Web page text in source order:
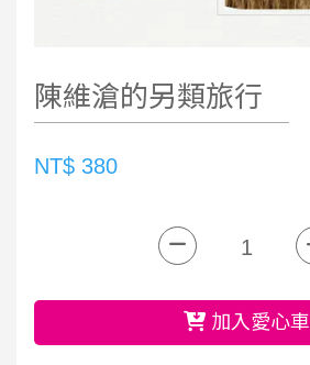
陳維滄的另類旅行
NT$ 380
加入愛心車